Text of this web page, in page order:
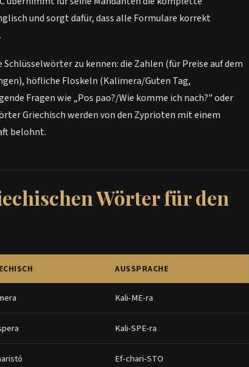
und sorgt dafür, dass alle Formulare korrekt
zu kennen: die Zahlen (für Preise auf dem
höfliche Floskeln (Kalimera/Guten Tag,
Fragen wie „Pos pao?/Wie komme ich nach?" oder
Griechisch werden von den Zyprioten mit einem
belohnt.
Wörter für den
AUSSPRACHE
Kali-ME-ra
Kali-SPE-ra
Ef-chari-STO